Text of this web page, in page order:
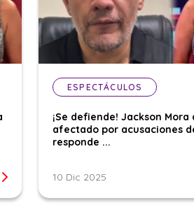
ESPECTÁCULOS
¡Se defiende! Jackson
afectado por acusaciones
responde ...
10 Dic 2025